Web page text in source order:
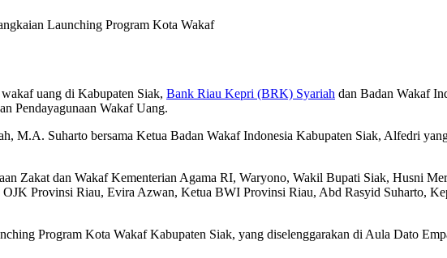
uang di Kabupaten Siak, Bank Riau Kepri (BRK) Syariah dan Badan Wakaf
Pendayagunaan Wakaf Uang.
M.A. Suharto bersama Ketua Badan Wakaf Indonesia Kabupaten Siak, Alfedri
Zakat dan Wakaf Kementerian Agama RI, Waryono, Wakil Bupati Siak, Husni
Provinsi Riau, Evira Azwan, Ketua BWI Provinsi Riau, Abd Rasyid Suharto,
Program Kota Wakaf Kabupaten Siak, yang diselenggarakan di Aula Dato